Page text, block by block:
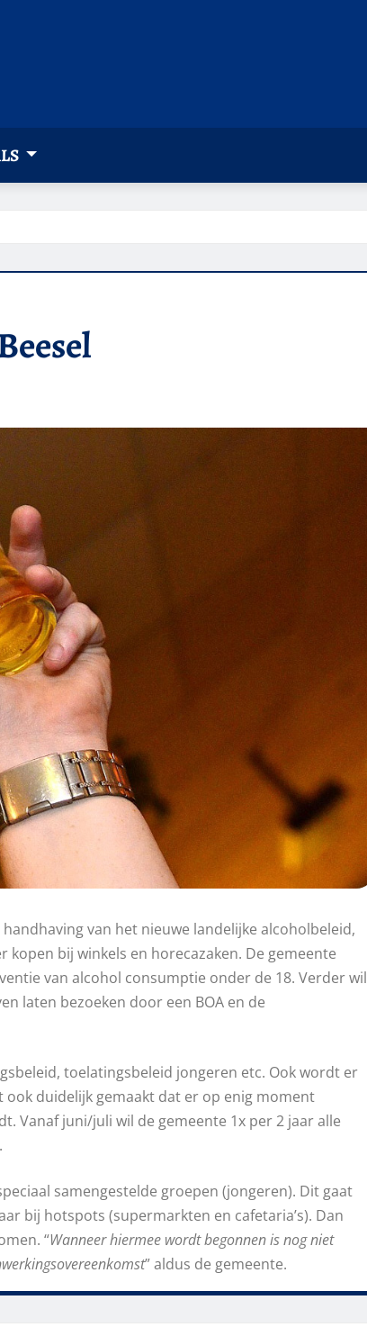
van het nieuwe landelijke alcoholbeleid,
bij winkels en horecazaken. De gemeente
van alcohol consumptie onder de 18. Verder wil
laten bezoeken door een BOA en de
toelatingsbeleid jongeren etc. Ook wordt er
duidelijk gemaakt dat er op enig moment
Vanaf juni/juli wil de gemeente 1x per 2 jaar alle
samengestelde groepen (jongeren). Dit gaat
bij hotspots (supermarkten en cafetaria’s). Dan
“Wanneer hiermee wordt begonnen is nog niet
” aldus de gemeente.